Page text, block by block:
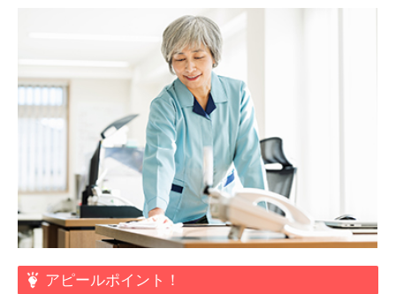
アピールポイント！